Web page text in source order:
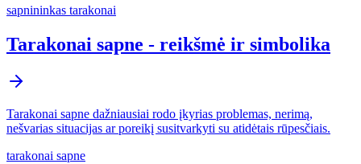
sapnininkas tarakonai
Tarakonai sapne - reikšmė ir simbolika
Tarakonai sapne dažniausiai rodo įkyrias problemas, nerimą,
nešvarias situacijas ar poreikį susitvarkyti su atidėtais rūpesčiais.
tarakonai sapne